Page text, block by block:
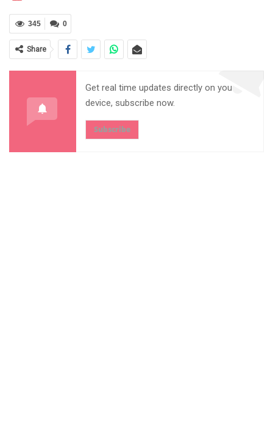
0
345
Share
Get real time updates directly on you
device, subscribe now.
Subscribe